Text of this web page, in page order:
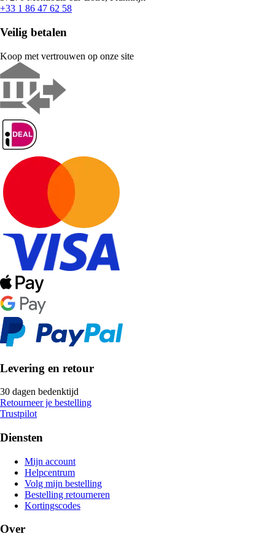
+33 1 86 47 62 58
Veilig betalen
Koop met vertrouwen op onze site
Levering en retour
30 dagen bedenktijd
Retourneer je bestelling
Trustpilot
Diensten
Mijn account
Helpcentrum
Volg mijn bestelling
Bestelling retourneren
Kortingscodes
Over